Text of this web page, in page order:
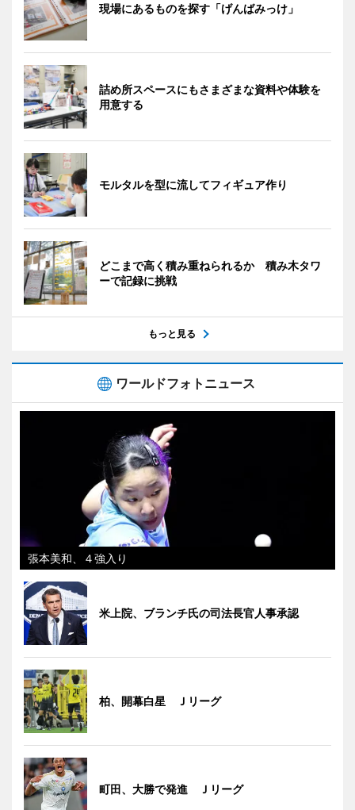
現場にあるものを探す「げんばみっけ」
詰め所スペースにもさまざまな資料や体験を
用意する
モルタルを型に流してフィギュア作り
どこまで高く積み重ねられるか 積み木タワ
ーで記録に挑戦
もっと見る
ワールドフォトニュース
張本美和、４強入り
米上院、ブランチ氏の司法長官人事承認
柏、開幕白星 Ｊリーグ
町田、大勝で発進 Ｊリーグ